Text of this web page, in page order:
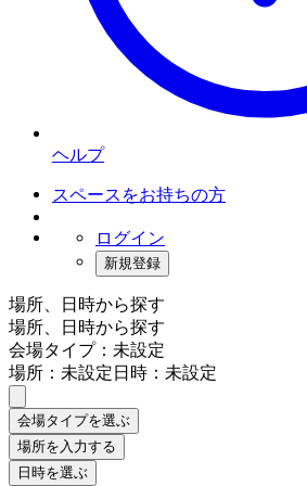
ヘルプ
スペースをお持ちの方
ログイン
新規登録
場所、日時から探す
場所、日時から探す
会場タイプ：未設定
場所：未設定日時：未設定
会場タイプを選ぶ
場所を入力する
日時を選ぶ